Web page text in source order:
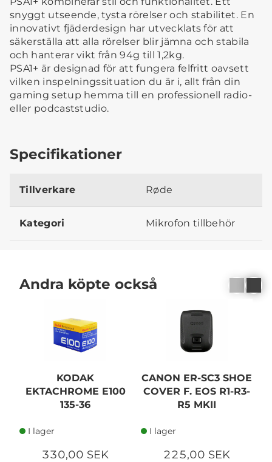
snyggt utseende, tysta rörelser och stabilitet. En
innovativt fjäderdesign har utvecklats för att
säkerställa att alla rörelser blir jämna och stabila
och hanterar vikt från 94g till 1,2kg.
PSA1+ är designad för att fungera felfritt oavsett
vilken inspelningssituation du är i, allt från din
gaming setup hemma till en professionell radio-
eller podcaststudio.
Specifikationer
Tillverkare Røde
Kategori Mikrofon tillbehör
Andra köpte också
KODAK
EKTACHROME E100
135-36
I lager
330,00 SEK
CANON ER-SC3 SHOE
COVER F. EOS R1-R3-
R5 MKII
I lager
225,00 SEK